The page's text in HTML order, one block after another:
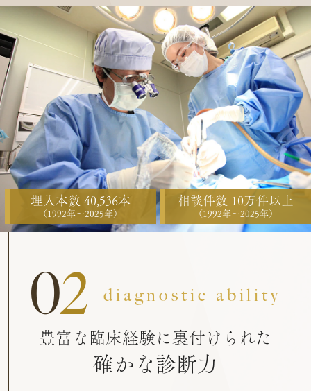
埋入本数 40,536本
（1992年〜2025年）
相談件数 10万件以上
（1992年〜2025年）
02 diagnostic ability
豊富な臨床経験に裏付けられた
確かな診断力